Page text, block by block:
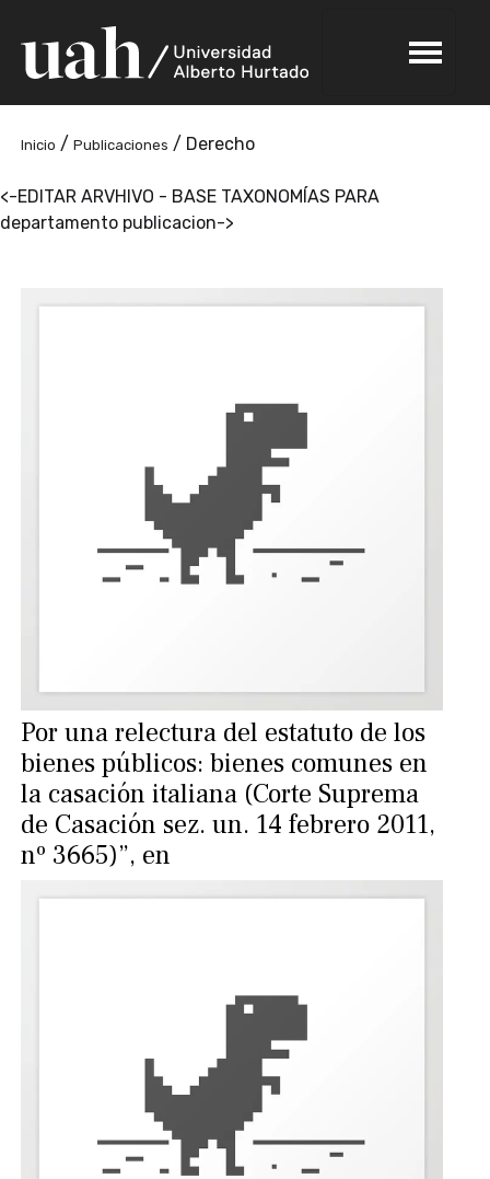
Inicio /Publicaciones / Derecho
<-EDITAR ARVHIVO - BASE TAXONOMÍAS PARA
departamento publicacion->
Por una relectura del estatuto de los
bienes públicos: bienes comunes en
la casación italiana (Corte Suprema
de Casación sez. un. 14 febrero 2011,
nº 3665)”, en